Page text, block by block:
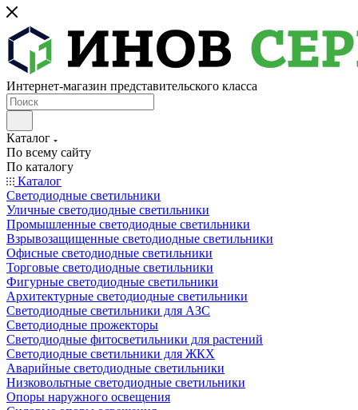
Интернет-магазин представительского класса
Каталог
По всему сайту
По каталогу
Каталог
Светодиодные светильники
Уличные светодиодные светильники
Промышленные светодиодные светильники
Взрывозащищенные светодиодные светильники
Офисные светодиодные светильники
Торговые светодиодные светильники
Фигурные светодиодные светильники
Архитектурные светодиодные светильники
Светодиодные светильники для АЗС
Светодиодные прожекторы
Светодиодные фитосветильники для растений
Светодиодные светильники для ЖКХ
Аварийные светодиодные светильники
Низковольтные светодиодные светильники
Опоры наружного освещения